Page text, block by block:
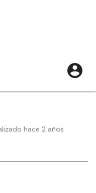
hace 2 años